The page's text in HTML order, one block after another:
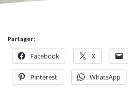
Partager :
Facebook X
Pinterest WhatsApp